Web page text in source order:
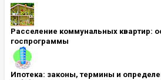
Расселение коммунальных квартир:
госпрограммы
Ипотека: ​​​​​​​законы, термины и